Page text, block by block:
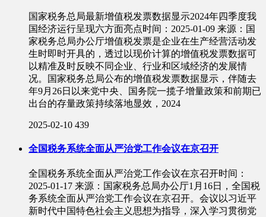
国家税务总局最新增值税发票数据显示2024年四季度我
国经济运行呈现六方面亮点时间：2025-01-09 来源：国
家税务总局办公厅增值税发票是企业在生产经营活动发
生时即时开具的，透过以现价计算的增值税发票数据可
以精准及时反映不同企业、行业和区域经济的发展情
况。国家税务总局公布的增值税发票数据显示，伴随去
年9月26日以来党中央、国务院一揽子增量政策和前期已
出台的存量政策持续落地显效，2024
2025-02-10 439
全国税务系统全面从严治党工作会议在京召开
全国税务系统全面从严治党工作会议在京召开时间：
2025-01-17 来源：国家税务总局办公厅1月16日，全国税
务系统全面从严治党工作会议在京召开。会议以习近平
新时代中国特色社会主义思想为指导，深入学习贯彻党